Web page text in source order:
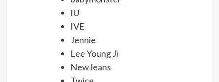
IU
IVE
Jennie
Lee Young Ji
NewJeans